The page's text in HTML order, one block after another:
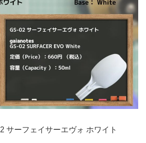
サーフェイサーエヴォ ホワイト